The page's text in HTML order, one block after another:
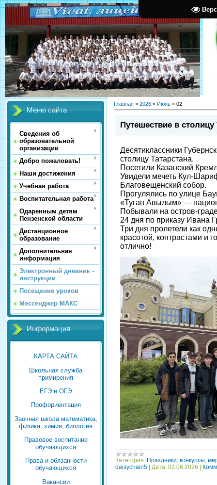
Меню сайта
Сведения об
образовательной
организации
Добро пожаловать!
Наши достижения
Учебная работа
Воспитательная работа
Одаренным детям
Пензенской области
Дистанционное
образование
Дополнительная
информация
Электронный дневник -
инструкции
Посещение уроков
Мессенджер МАКС
Информация
КАРТА САЙТА
Школьная служба
примирения
ЕГЭ и ОГЭ
Профориентация
Заочная школа математика,
физика, химия, биология
Правовое воспитание
обучающихся
Права и обязанности
обучающихся
Вакансии
Главная » 2026 » Июнь » 02
Путешествие в столицу
Десятиклассники
столицу Татарстана.
Посетили Казанский
Увидели мечеть Кул-
Благовещенский собор.
Прогулялись по улице
«Туган Авылым» —
Побывали на остров-
24 дня по приказу Ивана
Три дня пролетели как
красотой, контрастами и
отлично!
Категория: Праздники, конкурсы,
daisychain5 | Дата: 02.06.2026 |